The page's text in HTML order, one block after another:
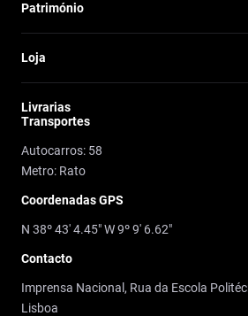
Património
Loja
Livrarias
Transportes
Autocarros: 58
Metro: Rato
Coordenadas GPS
N 38º 43' 4.45" W 9º 9' 6.62"
Contacto
Imprensa Nacional, Rua da Escola
Lisboa